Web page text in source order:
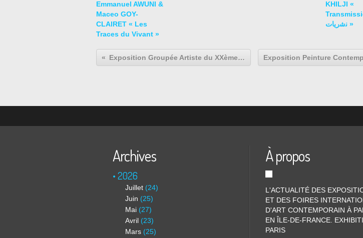
Emmanuel AWUNI &
Maceo GOY-
CLAIRET « Les
Traces du Vivant »
KHILJI «
ﻧﺷرﯾﺎت »
Exposition Groupée Artiste du XXème Siècle: ROUGE. Art et utopie au pays des Soviets
Archives
2026
Juillet (24)
Juin (25)
Mai (27)
Avril (23)
Mars (25)
À propos
L'ACTUALITÉ DES
ET DES FOIRES
D'ART CONTEMPORAIN À
EN ÎLE-DE-FRANCE.
PARIS